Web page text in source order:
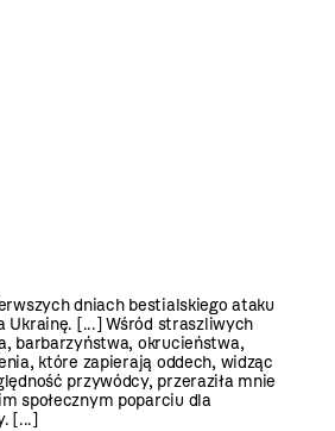
dniach bestialskiego ataku
Ukrainę. [...] Wśród straszliwych
barbarzyństwa, okrucieństwa,
które zapierają oddech, widząc
przywódcy, przeraziła mnie
społecznym poparciu dla
[...]